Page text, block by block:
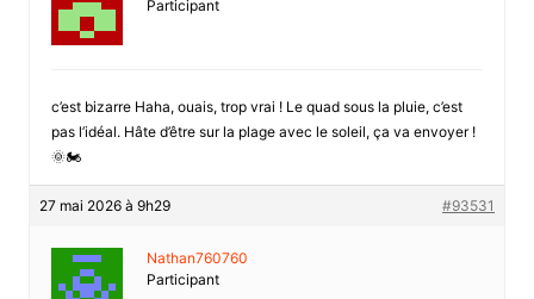
Participant
c’est bizarre Haha, ouais, trop vrai ! Le quad sous la pluie, c’est
pas l’idéal. Hâte d’être sur la plage avec le soleil, ça va envoyer !
🌞🏍️
27 mai 2026 à 9h29 #93531
Nathan760760
Participant